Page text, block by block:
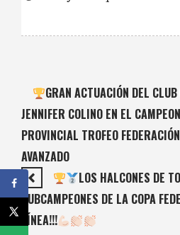
GRAN ACTUACIÓN DEL
JENNIFER COLINO EN EL
PROVINCIAL TROFEO
AVANZADO
LOS HALCONES DE
SUBCAMPEONES DE LA COPA
LÍNEA!!!